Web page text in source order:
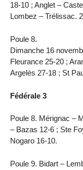
18-10 ; Anglet –
Lombez – Trélissac.
Poule 8.
Dimanche 16
Fleurance 25-20 ;
Argelès 27-18 ; St
Fédérale 3
Poule 8. Mérignac –
– Bazas 12-6 ; Ste
Nogaro 16-10.
Poule 9. Bidart –